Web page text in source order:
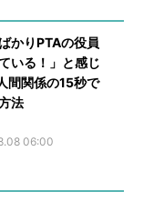
ばかりPTAの役員
いる！」と感じ
間関係の15秒で
法
06:00